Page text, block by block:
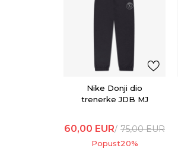
Nike Donji dio
trenerke JDB MJ
60,00 EUR 75,00EUR
Popust20%